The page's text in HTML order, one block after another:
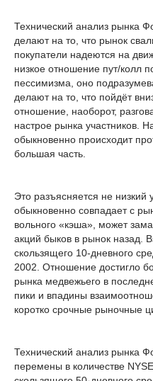
Технический анализ рынка
делают на то, что рынок
покупатели надеются на
низкое отношение пут/колл
пессимизма, оно
делают на то, что пойдёт
отношение, наоборот,
настрое рынка участников.
обыкновенно происходит
большая часть.
Это разъясняется не низкий
обыкновенно совпадает с
вольного «кэша», может
акций быков в рынок назад.
скользящего 10-дневного
2002. Отношение достигло
рынка медвежьего в
пики и впадины
коротко срочные рыночные
Технический анализ рынка
перемены в количестве